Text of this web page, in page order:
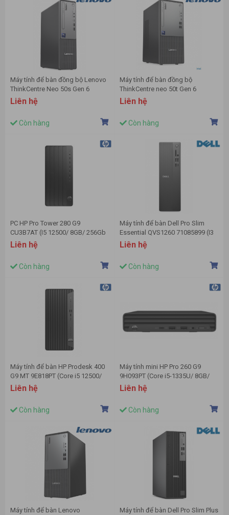
Máy tính để bàn đồng bộ Lenovo
ThinkCentre Neo 50s Gen 6
13DM003MVA (U5-225 | 16GD5 |
512GSSD | Wifi6/BT | KB/M |
Liên hệ
Còn hàng
Máy tính để bàn đồng bộ
ThinkCentre neo 50t Gen 6
13BB0006VA (Intel Core Ultra 5
225 | 16GB | 512GB | Intel
Graphics Chuột | Bàn phím | Đen |
NoOS)
Liên hệ
Còn hàng
PC HP Pro Tower 280 G9
CU3B7AT (I5 12500/ 8GB/ 256Gb
SSD/ Wifi + BT/ Key/ Mouse/
Win11/ 1Y)
Liên hệ
Còn hàng
Máy tính để bàn Dell Pro Slim
Essential QVS1260 71085899 (I3
14100/ 8GB/ 512GB SSD/ Wifi +
BT/ Key/ Mouse/ Win11/ 1Y)
Liên hệ
Còn hàng
Máy tính để bàn HP Prodesk 400
G9 MT 9E818PT (Core i5 12500/
Intel Q670/ 8GB/ 256Gb SSD/
Intel UHD Graphics 770/
Liên hệ
Còn hàng
Máy tính mini HP Pro 260 G9
9H093PT (Core i5-1335U/ 8GB/
256Gb SSD/ Intel UHD Graphics/
Liên hệ
Còn hàng
Máy tính để bàn Lenovo
Máy tính để bàn Dell Pro Slim Plus